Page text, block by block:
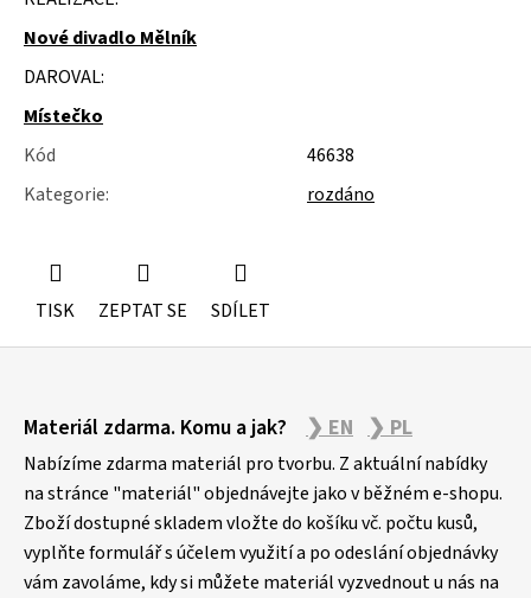
Nové divadlo Mělník
DAROVAL:
Místečko
Kód
46638
Kategorie: rozdáno
TISK ZEPTAT SE SDÍLET
u
j
e
m
ÚSTŘICE
MUŠLE
Materiál zdarma. Komu a jak? ❯ EN ❯ PL
Nabízíme zdarma materiál pro tvorbu. Z aktuální nabídky
na stránce "materiál" objednávejte jako v běžném e-shopu.
Zboží dostupné skladem vložte do košíku vč. počtu kusů,
vyplňte formulář s účelem využití a po odeslání objednávky
vám zavoláme, kdy si můžete materiál vyzvednout u nás na